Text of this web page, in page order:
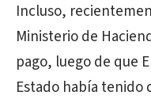
Incluso,
Ministerio de
pago, luego de que
Estado había tenido